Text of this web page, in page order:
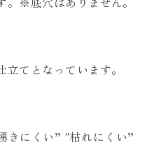
てとなっています。
きにくい” "枯れにくい”